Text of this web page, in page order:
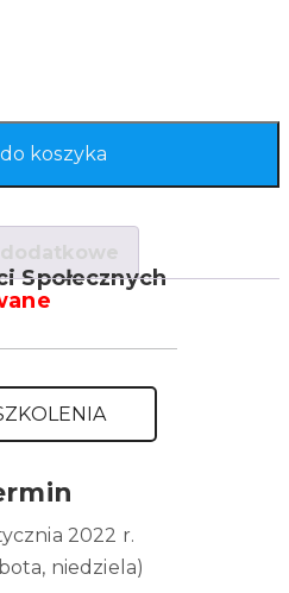
koszyka
Społecznych
2022 r.
niedziela)